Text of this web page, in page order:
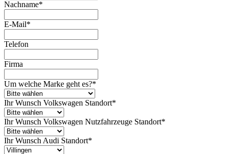
Nachname*
E-Mail*
Telefon
Firma
Um welche Marke geht es?*
Ihr Wunsch Volkswagen Standort*
Ihr Wunsch Volkswagen Nutzfahrzeuge Standort*
Ihr Wunsch Audi Standort*